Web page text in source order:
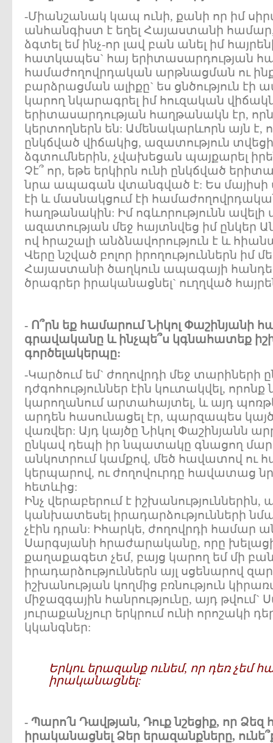
-Միանշանակ կապ ունի, քանի որ իմ
անհանգիստ է եղել Հայաստանի
ձգտել եմ ինչ-որ լավ բան անել իմ
հատկապես` հայ երիտասարդության
համաժողովրդական արթնացման ու
բարձրացման ալիքը` ես ցնծություն էի
կարող նկարագրել իմ հուզական
երիտասարդության հաղթանակն էր,
կերտողներն են: Ամենակարևորն այն է,
ընկճված վիճակից, ազատություն
ձգտումներին, չվախեցան պայքարել
Չէ՞ որ, եթե երկիրն ունի ընկճված
նրա ապագան վտանգված է: Ես մայիսի
էի և մասնակցում էի
հաղթանակին: Իմ ոգևորությունն ավելի
ազատության մեջ հայտնվեց իմ ընկեր
ով հրաշալի անձնավորություն է և
Վերը նշված բոլոր իրողություններն իմ
Հայաստանի ծաղկուն ապագայի
ծրագրեր իրականացնել` ուղղված
- Ո՞րն եք համարում Նիկոլ Փաշինյանի
գրավականը և ինչպե՞ս կգնահատեք
գործելակերպը:
-Կարծում եմ` ժողովրդի մեջ տարիների
դժգոհություններ էին կուտակվել, որոնք
կարողանում արտահայտել, և այդ
արդեն հասունացել էր, պարզապես
վառվեր: Այդ կայծը Նիկոլ Փաշինյանն
ընկավ դեպի իր նպատակը գնացող
անկոտրում կամքով, մեծ հավատով ու
կերպարով, ու ժողովուրդը հավատաց
հետևից:
Ինչ վերաբերում է
կանխատեսել իրադարձությունների
չէին դրան: Իհարկե, ժողովրդի համար
Սարգսյանի հրաժարականը, որը խելացի
քաղաքագետ չեմ, բայց կարող եմ մի
իրադարձություններն այլ սցենարով
իշխանության կողմից բռնություն
միջազգային հանրությունը, այդ թվում`
յուրաքանչյուր երկրում ունի որոշակի
կկանգներ:
Երկու երազանք ունեմ, որ դեռ չեմ
իրականացնել:
- Պարո՛ն Դավթյան, Դուք նշեցիք, որ Ձեզ
իրականացնել Ձեր երազանքները,